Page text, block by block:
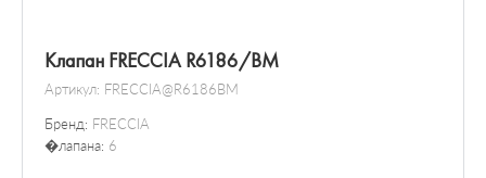
Клапан FRECCIA R6186/BM
Артикул: FRECCIA@R6186BM
Бренд: FRECCIA
�лапана: 6